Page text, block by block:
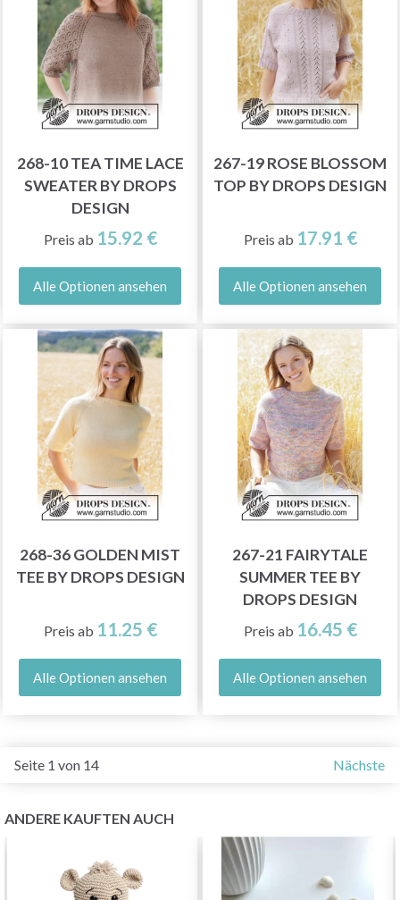
268-10 TEA TIME LACE
SWEATER BY DROPS
DESIGN
Preis ab 15.92 €
Alle Optionen ansehen
267-19 ROSE BLOSSOM
TOP BY DROPS DESIGN
Preis ab 17.91 €
Alle Optionen ansehen
268-36 GOLDEN MIST
TEE BY DROPS DESIGN
Preis ab 11.25 €
Alle Optionen ansehen
267-21 FAIRYTALE
SUMMER TEE BY
DROPS DESIGN
Preis ab 16.45 €
Alle Optionen ansehen
Seite 1 von 14 Nächste
ANDERE KAUFTEN AUCH